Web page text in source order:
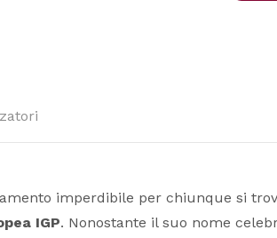
imperdibile per chiunque si
IGP. Nonostante il suo nome